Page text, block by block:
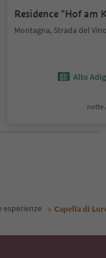
Residence "Hof am
Montagna, Strada del
Alto
notte
esperienze Capella di